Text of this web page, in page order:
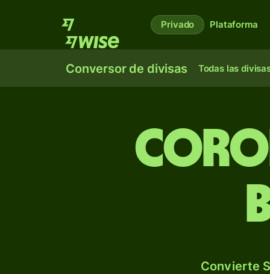
Privado Plataforma
Conversor de divisas Todas las
Convierte